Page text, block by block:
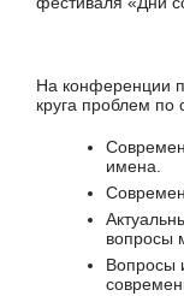
На конференции
круга проблем
имена.
вопросы
Вопросы